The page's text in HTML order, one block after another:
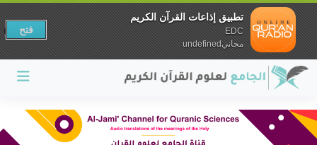
تطبيق إذاعات القرآن الكريم
EDC
مجانيundefined
فتح